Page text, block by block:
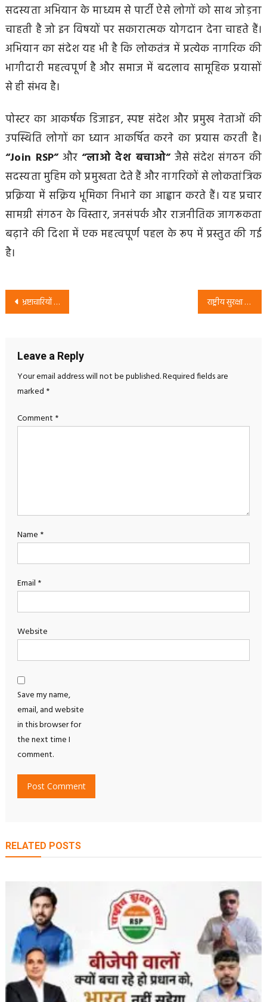
सदस्यता अभियान के माध्यम से पार्टी ऐसे लोगों को साथ जोड़ना
चाहती है जो इन विषयों पर सकारात्मक योगदान देना चाहते हैं।
अभियान का संदेश यह भी है कि लोकतंत्र में प्रत्येक नागरिक की
भागीदारी महत्वपूर्ण है और समाज में बदलाव सामूहिक प्रयासों
से ही संभव है।
पोस्टर का आकर्षक डिजाइन, स्पष्ट संदेश और प्रमुख नेताओं की
उपस्थिति लोगों का ध्यान आकर्षित करने का प्रयास करती है।
“Join RSP”और“लाओ देश बचाओ”जैसे संदेश संगठन की
सदस्यता मुहिम को प्रमुखता देते हैं और नागरिकों से लोकतांत्रिक
प्रक्रिया में सक्रिय भूमिका निभाने का आह्वान करते हैं। यह प्रचार
सामग्री संगठन के विस्तार, जनसंपर्क और राजनीतिक जागरूकता
बढ़ाने की दिशा में एक महत्वपूर्ण पहल के रूप में प्रस्तुत की गई
है।
Post
भ्रष्टाचारियों को हटाना है, राष्ट्रीय सुरक्षा पार्टी लाना है | भ्रष्टाचार मुक्त भारत अभियान राष्ट्रीय सुरक्षा पार्टी (RSP) बिहार सदस्यता अभियान: संतोष शाही का समर्थन और परिवर्तन का आह्वान
Leave a Reply
Your email address will not be published.Required fields are
marked *
Comment *
Name *
Email *
Website
Save my name,
email, and website
in this browser for
the next time I
comment.
RELATED POSTS